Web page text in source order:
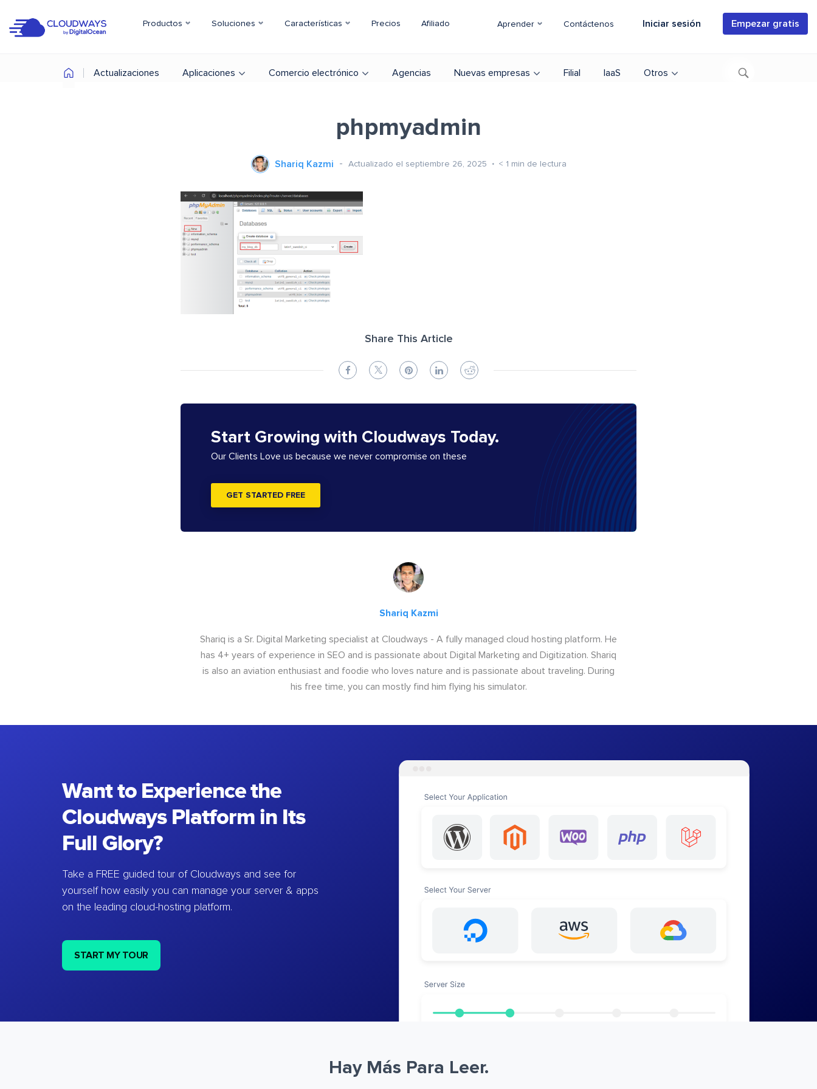
Productos Soluciones Características Precios Afiliado Aprender Contáctenos Iniciar sesión Empezar gratis
Actualizaciones Aplicaciones Comercio electrónico Agencias Nuevas empresas Filial IaaS Otros
phpmyadmin
Shariq Kazmi Actualizado el septiembre 26, 2025 < 1 min de lectura
Share This Article
Start Growing with Cloudways Today.
Our Clients Love us because we never compromise on these
GET STARTED FREE
Shariq Kazmi
Shariq is a Sr. Digital Marketing specialist at Cloudways - A fully managed cloud hosting platform. He
has 4+ years of experience in SEO and is passionate about Digital Marketing and Digitization. Shariq
is also an aviation enthusiast and foodie who loves nature and is passionate about traveling. During
his free time, you can mostly find him flying his simulator.
Want to Experience the
Cloudways Platform in Its
Full Glory?
Take a FREE guided tour of Cloudways and see for
yourself how easily you can manage your server & apps
on the leading cloud-hosting platform.
START MY TOUR
Hay Más Para Leer.